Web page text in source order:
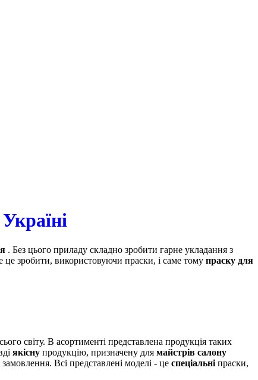
. Без цього приладу складно зробити гарне укладання з
зробити, використовуючи праски, і саме тому праску для
світу. В асортименті представлена ​​продукція таких
якісну продукцію, призначену для майстрів салону
Всі представлені моделі - це спеціальні праски,